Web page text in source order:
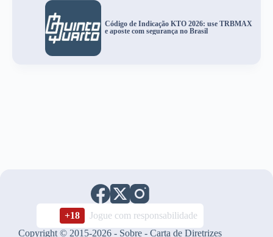
Código de Indicação KTO 2026: use TRBMAX
e aposte com segurança no Brasil
+18
Jogue com responsabilidade
Copyright © 2015-2026 - Sobre -Carta de Diretrizes